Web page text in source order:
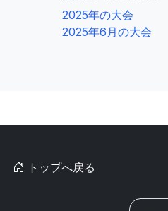
2025年の大会
2025年6月の大会
トップへ戻る